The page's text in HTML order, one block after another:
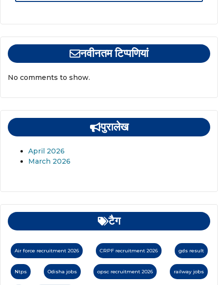
नवीनतम टिप्पणियां
No comments to show.
पुरालेख
April 2026
March 2026
टैग
Air force recruitment 2026 CRPF recruitment 2026 gds result
Ntps Odisha jobs opsc recruitment 2026 railway jobs